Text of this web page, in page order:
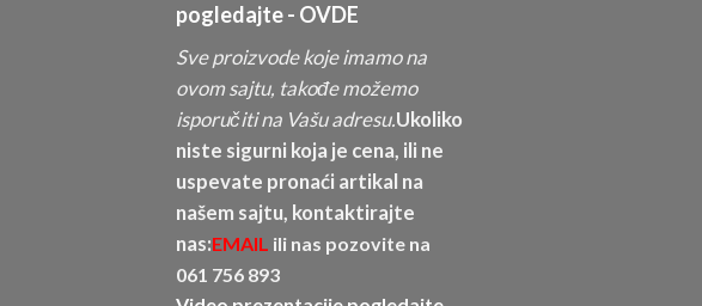
pogledajte - OVDE
Sve proizvode koje imamo na
ovom sajtu, takođe možemo
isporučiti na Vašu adresu.Ukoliko
niste sigurni koja je cena, ili ne
uspevate pronaći artikal na
našem sajtu, kontaktirajte
nas:EMAIL ili nas pozovite na
061 756 893